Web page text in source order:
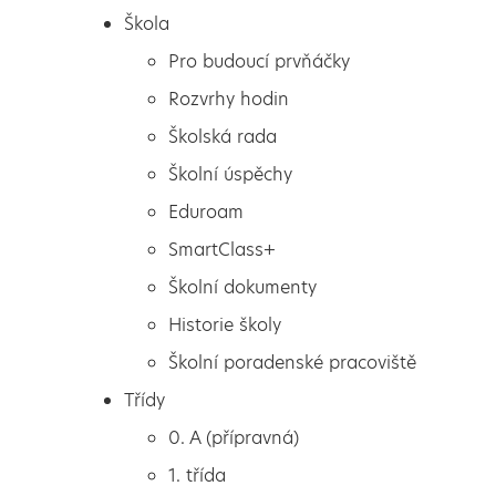
Pro budoucí prvňáčky
Rozvrhy hodin
Školská rada
Škola
Pro budoucí prvňáčky
Rozvrhy hodin
Školská rada
Školní úspěchy
Eduroam
SmartClass+
Školní dokumenty
Historie školy
Školní poradenské pracoviště
Třídy
0. A (přípravná)
1. třída
Okresní kolo Mc Donald’s